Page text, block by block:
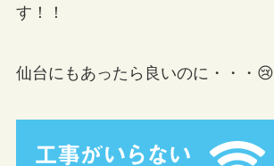
す！！
仙台にもあったら良いのに・・・😢